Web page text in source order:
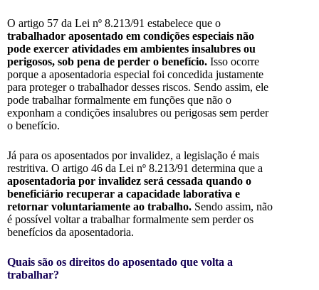
O artigo 57 da Lei nº 8.213/91 estabelece que o
trabalhador aposentado em condições especiais não
pode exercer atividades em ambientes insalubres ou
perigosos, sob pena de perder o benefício. Isso ocorre
porque a aposentadoria especial foi concedida justamente
para proteger o trabalhador desses riscos. Sendo assim, ele
pode trabalhar formalmente em funções que não o
exponham a condições insalubres ou perigosas sem perder
o benefício.
Já para os aposentados por invalidez, a legislação é mais
restritiva. O artigo 46 da Lei nº 8.213/91 determina que a
aposentadoria por invalidez será cessada quando o
beneficiário recuperar a capacidade laborativa e
retornar voluntariamente ao trabalho. Sendo assim, não
é possível voltar a trabalhar formalmente sem perder os
benefícios da aposentadoria.
Quais são os direitos do aposentado que volta a
trabalhar?